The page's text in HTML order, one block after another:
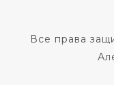
Все права